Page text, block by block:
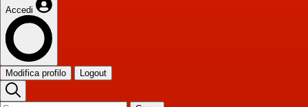
Accedi
Modifica profilo Logout